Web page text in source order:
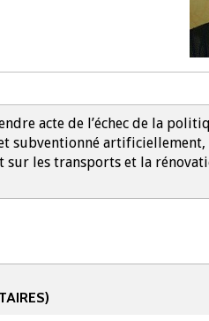
acte de l’échec de la
subventionné
les transports et la